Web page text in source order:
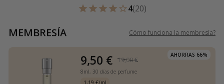
4(20)
MEMBRESÍA Cómo funciona la membresía?
AHORRAS 66%
9,50 € 19,00 €
8ml, 30 días de perfume
1,19 €/ml